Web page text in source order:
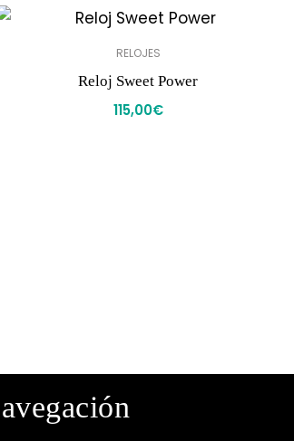
RELOJES
Reloj Sweet Power
115,00€